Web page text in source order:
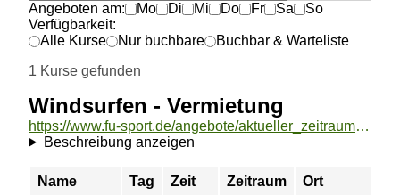
Angeboten am: Mo Di Mi Do Fr Sa
So
Verfügbarkeit:
Alle Kurse
Nur buchbare
Buchbar & Warteliste
1 Kurse gefunden
Windsurfen - Vermietung
https://www.fu-sport.de/angebote/aktueller_zeitraum/_Windsurfen_-_Vermietung.html
Beschreibung anzeigen
Name Tag Zeit Zeitraum Ort